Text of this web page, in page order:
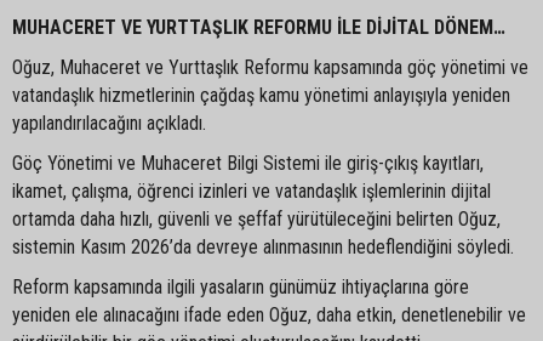
MUHACERET VE YURTTAŞLIK REFORMU İLE DİJİTAL DÖNEM…
Oğuz, Muhaceret ve Yurttaşlık Reformu kapsamında göç yönetimi ve
vatandaşlık hizmetlerinin çağdaş kamu yönetimi anlayışıyla yeniden
yapılandırılacağını açıkladı.
Göç Yönetimi ve Muhaceret Bilgi Sistemi ile giriş-çıkış kayıtları,
ikamet, çalışma, öğrenci izinleri ve vatandaşlık işlemlerinin dijital
ortamda daha hızlı, güvenli ve şeffaf yürütüleceğini belirten Oğuz,
sistemin Kasım 2026’da devreye alınmasının hedeflendiğini söyledi.
Reform kapsamında ilgili yasaların günümüz ihtiyaçlarına göre
yeniden ele alınacağını ifade eden Oğuz, daha etkin, denetlenebilir ve